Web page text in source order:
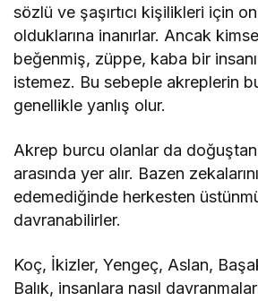
sözlü ve şaşırtıcı kişilikleri için
olduklarına inanırlar. Ancak
beğenmiş, züppe, kaba bir
istemez. Bu sebeple akreplerin
genellikle yanlış olur.
Akrep burcu olanlar da
arasında yer alır. Bazen
edemediğinde herkesten
davranabilirler.
Koç, İkizler, Yengeç, Aslan,
Balık, insanlara nasıl